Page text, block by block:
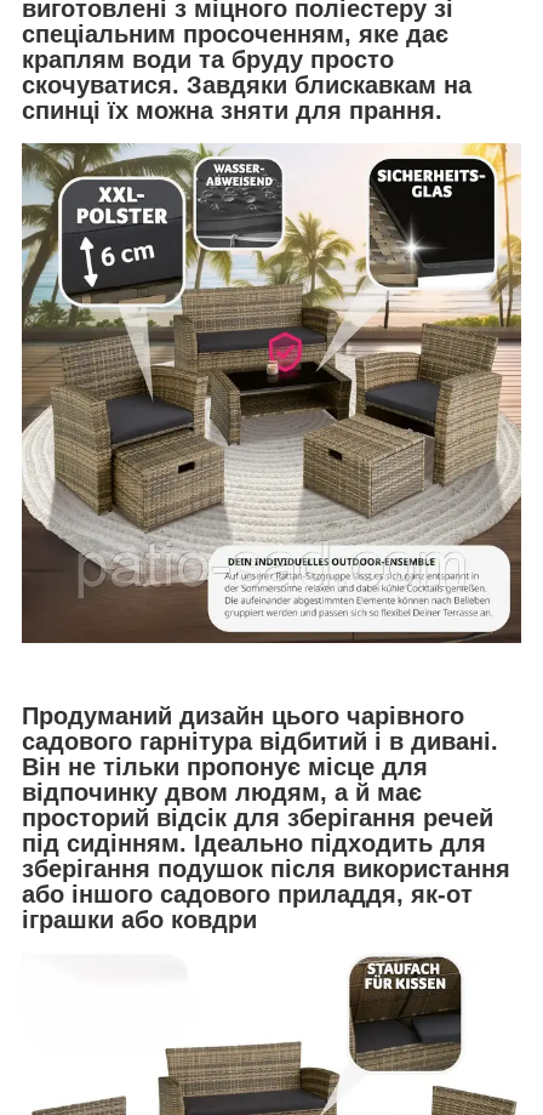
виготовлені з міцного поліестеру зі
спеціальним просоченням, яке дає
краплям води та бруду просто
скочуватися. Завдяки блискавкам на
спинці їх можна зняти для прання.
Продуманий дизайн цього чарівного
садового гарнітура відбитий і в дивані.
Він не тільки пропонує місце для
відпочинку двом людям, а й має
просторий відсік для зберігання речей
під сидінням. Ідеально підходить для
зберігання подушок після використання
або іншого садового приладдя, як-от
іграшки або ковдри